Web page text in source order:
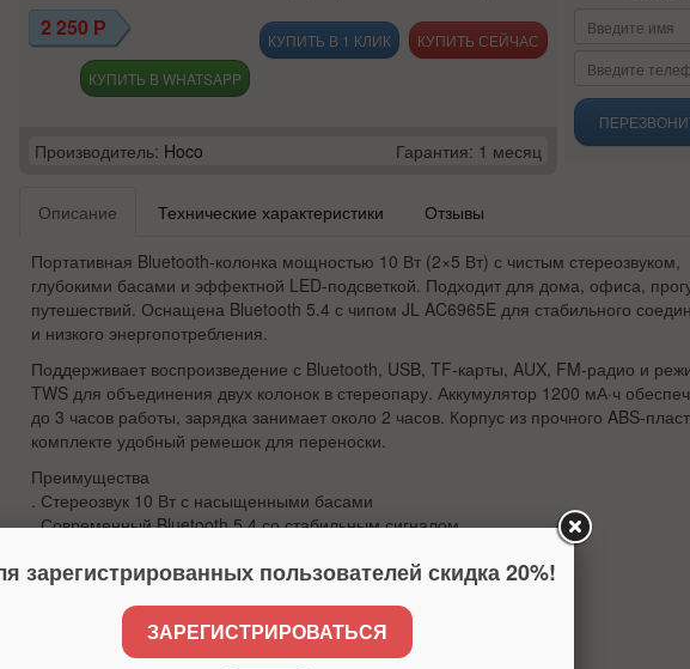
2 250 Р
КУПИТЬ В 1 КЛИК
КУПИТЬ В WHATSAPP
Производитель: Hoco Гарантия: 1 месяц
Описание Технические характеристики Отзывы
Портативная Bluetooth-колонка мощностью 10 Вт (2×5 Вт) с чистым стереозвуком,
глубокими басами и эффектной LED-подсветкой. Подходит для дома, офиса,
путешествий. Оснащена Bluetooth 5.4 с чипом JL AC6965E для стабильного
и низкого энергопотребления.
Поддерживает воспроизведение с Bluetooth, USB, TF-карты, AUX, FM-радио и
TWS для объединения двух колонок в стереопару. Аккумулятор 1200 мА·ч
до 3 часов работы, зарядка занимает около 2 часов. Корпус из прочного ABS-
комплекте удобный ремешок для переноски.
Преимущества
. Стереозвук 10 Вт с насыщенными басами
. Современный Bluetooth 5.4 со стабильным сигналом
. Яркая LED-подсветка для атмосферы
. Компактный формат и ремешок для переноски
Сферы использования
зарегистрированных пользователей скидка 20%!
ЗАРЕГИСТРИРОВАТЬСЯ